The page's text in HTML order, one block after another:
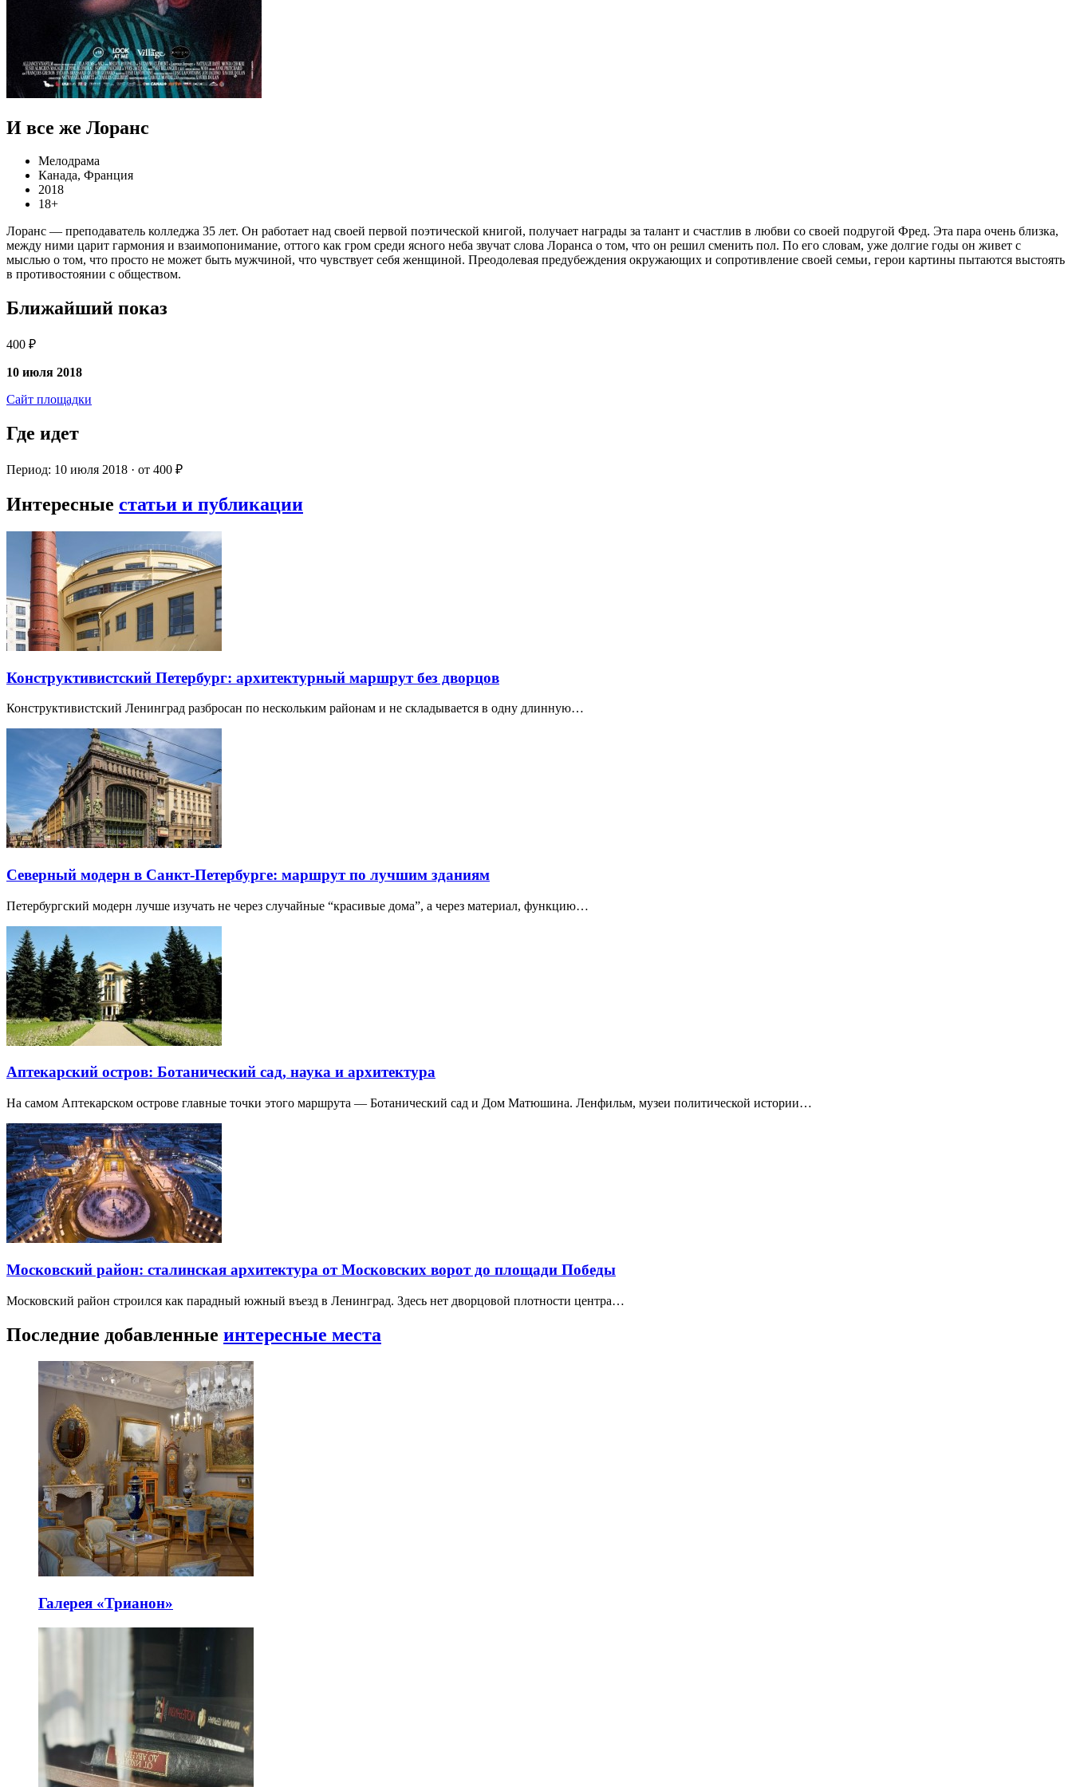
И все же Лоранс
Мелодрама
Канада, Франция
2018
18+
Лоранс — преподаватель колледжа 35 лет. Он работает над своей первой поэтической книгой, получает награды за талант и счастлив в любви со своей подругой Фред. Эта пара очень близка,
между ними царит гармония и взаимопонимание, оттого как гром среди ясного неба звучат слова Лоранса о том, что он решил сменить пол. По его словам, уже долгие годы он живет с
мыслью о том, что просто не может быть мужчиной, что чувствует себя женщиной. Преодолевая предубеждения окружающих и сопротивление своей семьи, герои картины пытаются выстоять
в противостоянии с обществом.
Ближайший показ
400 ₽
10 июля 2018
Сайт площадки
Где идет
Период: 10 июля 2018 · от 400 ₽
Интересные статьи и публикации
Конструктивистский Петербург: архитектурный маршрут без дворцов
Конструктивистский Ленинград разбросан по нескольким районам и не складывается в одну длинную…
Северный модерн в Санкт-Петербурге: маршрут по лучшим зданиям
Петербургский модерн лучше изучать не через случайные “красивые дома”, а через материал, функцию…
Аптекарский остров: Ботанический сад, наука и архитектура
На самом Аптекарском острове главные точки этого маршрута — Ботанический сад и Дом Матюшина. Ленфильм, музеи политической истории…
Московский район: сталинская архитектура от Московских ворот до площади Победы
Московский район строился как парадный южный въезд в Ленинград. Здесь нет дворцовой плотности центра…
Последние добавленные интересные места
Галерея «Трианон»